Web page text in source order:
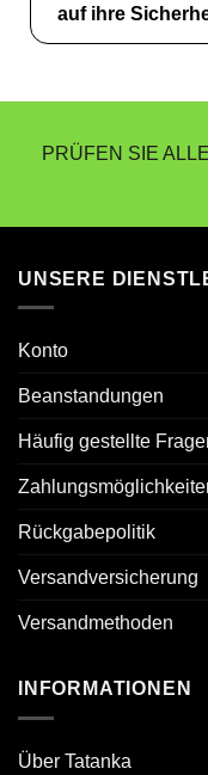
auf ihre
PRÜFEN SIE
UNSERE
Konto
Beanstandungen
Häufig gestellte
Rückgabepolitik
Versandversicherung
Versandmethoden
INFORMATIONEN
Über Tatanka